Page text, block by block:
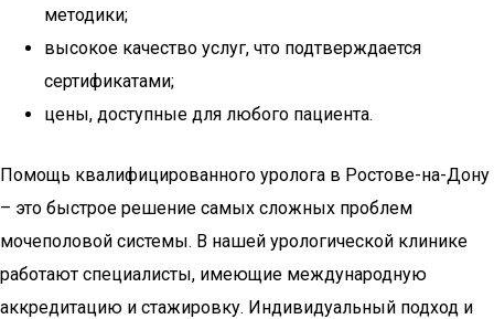
методики;
высокое качество услуг, что подтверждается
сертификатами;
цены, доступные для любого пациента.
Помощь квалифицированного уролога в Ростове-на-Дону
– это быстрое решение самых сложных проблем
мочеполовой системы. В нашей урологической клинике
работают специалисты, имеющие международную
аккредитацию и стажировку. Индивидуальный подход и